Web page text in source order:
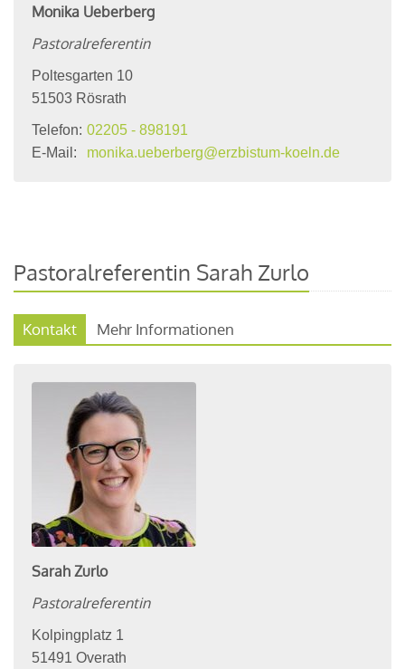
Monika Ueberberg
Pastoralreferentin
Poltesgarten 10
51503 Rösrath
Telefon: 02205 - 898191
E-Mail:
monika.ueberberg@erzbistum-koeln.de
Pastoralreferentin Sarah Zurlo
Kontakt Mehr Informationen
Sarah Zurlo
Pastoralreferentin
Kolpingplatz 1
51491 Overath